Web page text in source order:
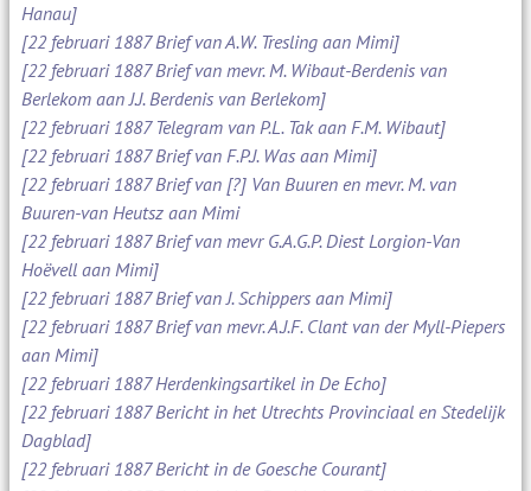
Hanau]
[22 februari 1887 Brief van A.W. Tresling aan Mimi]
[22 februari 1887 Brief van mevr. M. Wibaut-Berdenis van
Berlekom aan J.J. Berdenis van Berlekom]
[22 februari 1887 Telegram van P.L. Tak aan F.M. Wibaut]
[22 februari 1887 Brief van F.P.J. Was aan Mimi]
[22 februari 1887 Brief van [?] Van Buuren en mevr. M. van
Buuren-van Heutsz aan Mimi
[22 februari 1887 Brief van mevr G.A.G.P. Diest Lorgion-Van
Hoëvell aan Mimi]
[22 februari 1887 Brief van J. Schippers aan Mimi]
[22 februari 1887 Brief van mevr. A.J.F. Clant van der Myll-Piepers
aan Mimi]
[22 februari 1887 Herdenkingsartikel in De Echo]
[22 februari 1887 Bericht in het Utrechts Provinciaal en Stedelijk
Dagblad]
[22 februari 1887 Bericht in de Goesche Courant]